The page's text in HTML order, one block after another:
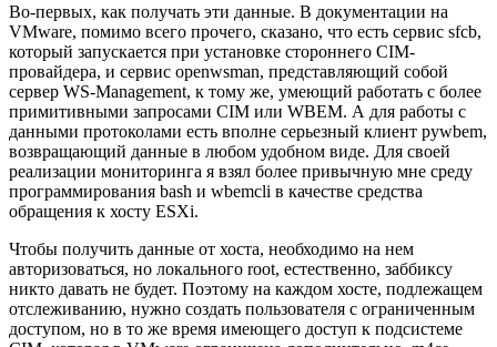
Во-первых, как получать эти данные. В документации на
VMware, помимо всего прочего, сказано, что есть сервис sfcb,
который запускается при установке стороннего CIM-
провайдера, и сервис openwsman, представляющий собой
сервер WS-Management, к тому же, умеющий работать с более
примитивными запросами CIM или WBEM. А для работы с
данными протоколами есть вполне серьезный клиент pywbem,
возвращающий данные в любом удобном виде. Для своей
реализации мониторинга я взял более привычную мне среду
программирования bash и wbemcli в качестве средства
обращения к хосту ESXi.
Чтобы получить данные от хоста, необходимо на нем
авторизоваться, но локального root, естественно, заббиксу
никто давать не будет. Поэтому на каждом хосте, подлежащем
отслеживанию, нужно создать пользователя с ограниченным
доступом, но в то же время имеющего доступ к подсистеме